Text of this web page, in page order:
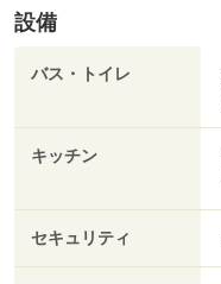
設備
バス・トイレ
キッチン
セキュリティ